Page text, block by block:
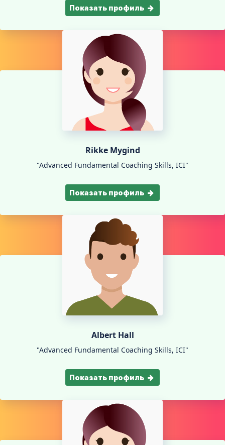
Показать профиль
Rikke Mygind
"Advanced Fundamental Coaching Skills, ICI"
Показать профиль
Albert Hall
"Advanced Fundamental Coaching Skills, ICI"
Показать профиль